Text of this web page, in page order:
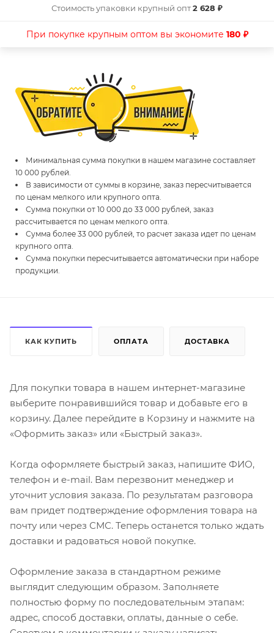
Стоимость упаковки крупный опт2 628 ₽
При покупке крупным оптом вы экономите 180 ₽
Минимальная сумма покупки в нашем магазине составляет
10 000 рублей.
В зависимости от суммы в корзине, заказ пересчитывается
по ценам мелкого или крупного опта.
Сумма покупки от 10 000 до 33 000 рублей, заказ
рассчитывается по ценам мелкого опта.
Сумма более 33 000 рублей, то расчет заказа идет по ценам
крупного опта.
Сумма покупки пересчитывается автоматически при наборе
продукции.
КАК КУПИТЬ ОПЛАТА ДОСТАВКА
Для покупки товара в нашем интернет-магазине
выберите понравившийся товар и добавьте его в
корзину. Далее перейдите в Корзину и нажмите на
«Оформить заказ» или «Быстрый заказ».
Когда оформляете быстрый заказ, напишите ФИО,
телефон и e-mail. Вам перезвонит менеджер и
уточнит условия заказа. По результатам разговора
вам придет подтверждение оформления товара на
почту или через СМС. Теперь останется только ждать
доставки и радоваться новой покупке.
Оформление заказа в стандартном режиме
выглядит следующим образом. Заполняете
полностью форму по последовательным этапам:
адрес, способ доставки, оплаты, данные о себе.